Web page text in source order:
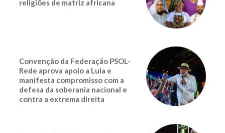
religiões de matriz africana
Convenção da Federação PSOL-
Rede aprova apoio a Lula e
manifesta compromisso com a
defesa da soberania nacional e
contra a extrema direita